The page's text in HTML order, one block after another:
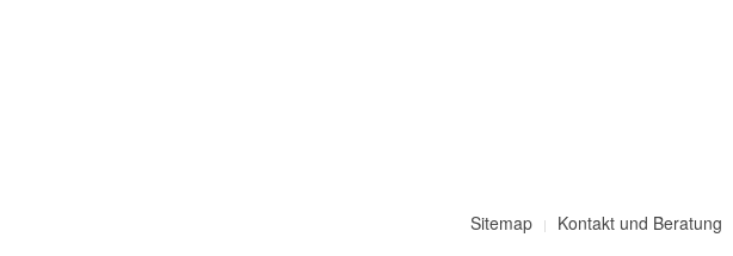
Sitemap Kontakt und Beratung